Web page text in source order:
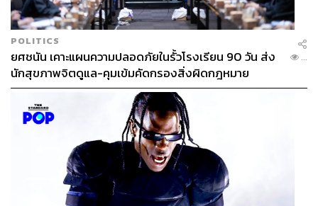
POLITICS
ยศชนัน เคาะแผนความปลอดภัยในรั้วโรงเรียน 90 วัน ส่ง
นักสุขภาพจิตดูแล-คุมเข้มคัดกรองสิ่งผิดกฎหมาย
...